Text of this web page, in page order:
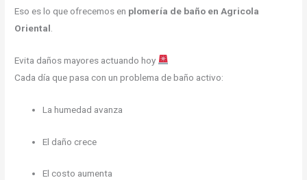
Eso es lo que ofrecemos en plomería de baño en Agricola
Oriental
Evita daños mayores actuando hoy
Cada día que pasa con un problema de baño activo:
La humedad avanza
El daño crece
El costo aumenta